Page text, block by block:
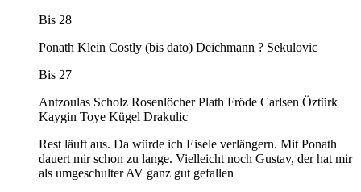
Bis 28
Ponath Klein Costly (bis dato) Deichmann ? Sekulovic
Bis 27
Antzoulas Scholz Rosenlöcher Plath Fröde Carlsen Öztürk
Kaygin Toye Kügel Drakulic
Rest läuft aus. Da würde ich Eisele verlängern. Mit Ponath
dauert mir schon zu lange. Vielleicht noch Gustav, der hat mir
als umgeschulter AV ganz gut gefallen